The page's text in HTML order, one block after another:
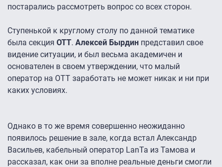
постарались рассмотреть вопрос со всех сторон.
Ступенькой к круглому столу по данной тематике
была секция ОТТ. Алексей Бырдин представил свое
видение ситуации, и был весьма академичен и
основателен в своем утверждении, что малый
оператор на ОТТ заработать не может никак и ни при
каких условиях.
Однако в то же время совершенно неожиданно
появилось решение в зале, когда встал Александр
Васильев, кабельный оператор LanTa из Тамова и
рассказал, как они за вполне реальные деньги смогли